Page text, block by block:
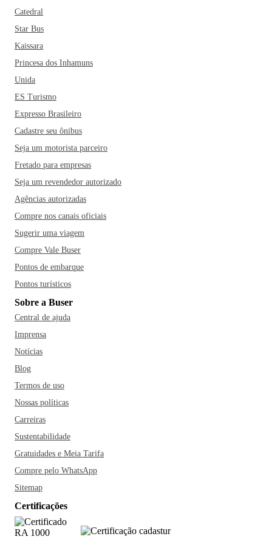
Catedral
Star Bus
Kaissara
Princesa dos Inhamuns
Unida
ES Turismo
Expresso Brasileiro
Cadastre seu ônibus
Seja um motorista parceiro
Fretado para empresas
Seja um revendedor autorizado
Agências autorizadas
Compre nos canais oficiais
Sugerir uma viagem
Compre Vale Buser
Pontos de embarque
Pontos turísticos
Sobre a Buser
Central de ajuda
Imprensa
Notícias
Blog
Termos de uso
Nossas políticas
Carreiras
Sustentabilidade
Gratuidades e Meia Tarifa
Compre pelo WhatsApp
Sitemap
Certificações